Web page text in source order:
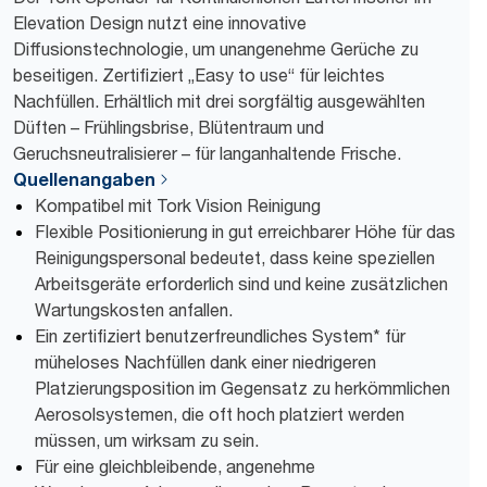
Elevation Design nutzt eine innovative
Diffusionstechnologie, um unangenehme Gerüche zu
beseitigen. Zertifiziert „Easy to use“ für leichtes
Nachfüllen. Erhältlich mit drei sorgfältig ausgewählten
Düften – Frühlingsbrise, Blütentraum und
Geruchsneutralisierer – für langanhaltende Frische.
Quellenangaben
Kompatibel mit Tork Vision Reinigung
Flexible Positionierung in gut erreichbarer Höhe für das
Reinigungspersonal bedeutet, dass keine speziellen
Arbeitsgeräte erforderlich sind und keine zusätzlichen
Wartungskosten anfallen.
Ein zertifiziert benutzerfreundliches System* für
müheloses Nachfüllen dank einer niedrigeren
Platzierungsposition im Gegensatz zu herkömmlichen
Aerosolsystemen, die oft hoch platziert werden
müssen, um wirksam zu sein.
Für eine gleichbleibende, angenehme